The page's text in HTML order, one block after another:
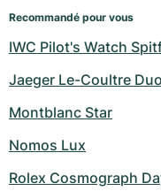
Recommandé pour vous
IWC Pilot's Watch
Jaeger Le-Coultre
Montblanc Star
Nomos Lux
Rolex Cosmograph